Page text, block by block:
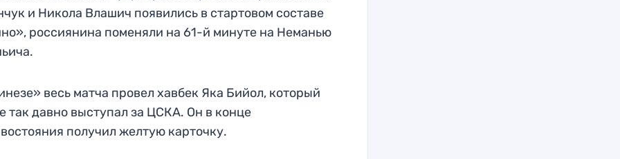
и Никола Влашич появились в стартовом составе
россиянина поменяли на 61-й минуте на Неманью
весь матча провел хавбек Яка Бийол, который
так давно выступал за ЦСКА. Он в конце
получил желтую карточку.